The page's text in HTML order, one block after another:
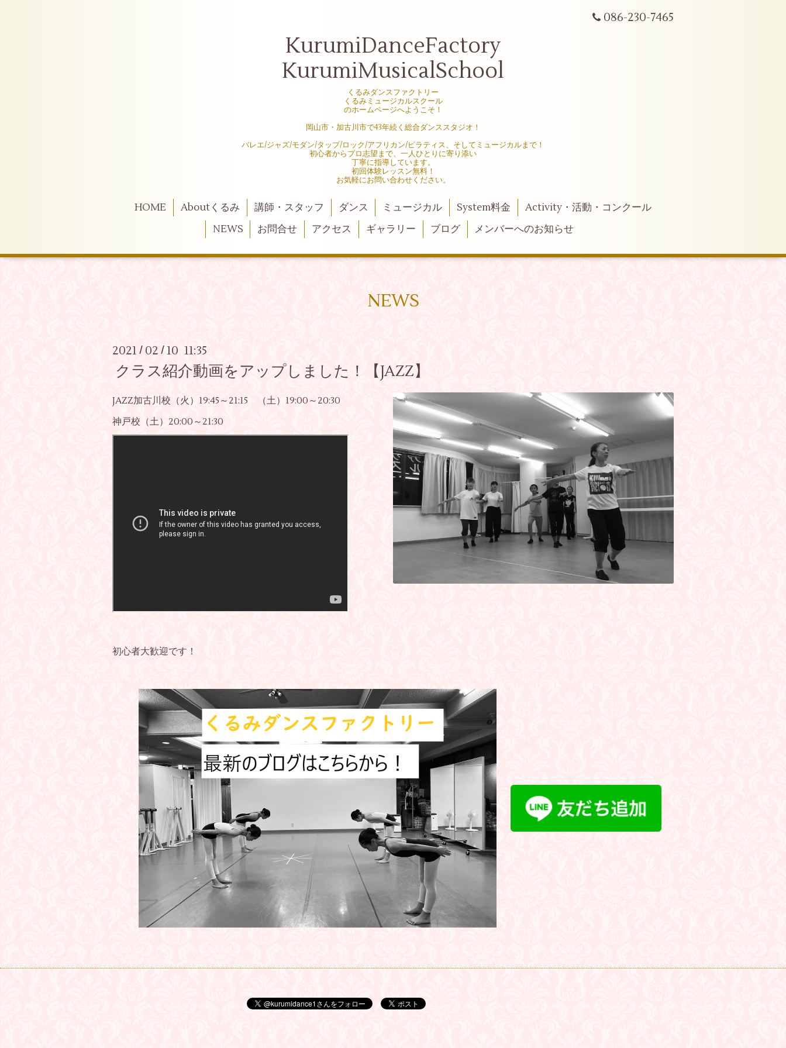
086-230-7465
KurumiDanceFactory
KurumiMusicalSchool
くるみダンスファクトリー
くるみミュージカルスクール
のホームページへようこそ！
岡山市・加古川市で43年続く総合ダンススタジオ！
バレエ/ジャズ/モダン/タップ/ロック/アフリカン/ピラティス、そしてミュージカルまで！
初心者からプロ志望まで、一人ひとりに寄り添い
丁寧に指導しています。
初回体験レッスン無料！
お気軽にお問い合わせください。
HOME Aboutくるみ 講師・スタッフ ダンス ミュージカル System料金
Activity・活動・コンクール
NEWS
お問合せ アクセス ギャラリー ブログ メンバーへのお知らせ
NEWS
2021 / 02 / 10 11:35
クラス紹介動画をアップしました！【JAZZ】
JAZZ加古川校（火）19:45～21:15 （土）19:00～20:30
神戸校（土）20:00～21:30
初心者大歓迎です！